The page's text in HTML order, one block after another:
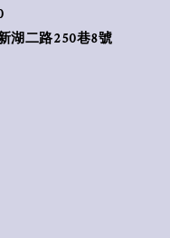
湖二路250巷8號